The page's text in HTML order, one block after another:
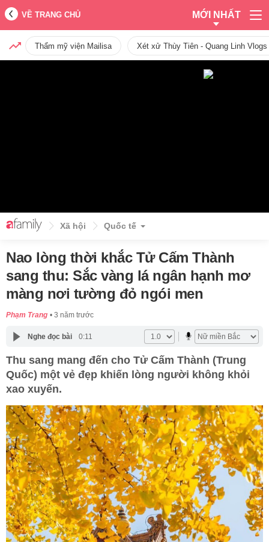
VỀ TRANG CHỦ MỚI NHẤT
Thẩm mỹ viện Mailisa Xét xử Thùy Tiên - Quang Linh
Xã hội Quốc tế
Nao lòng thời khắc Tử Cấm Thành
sang thu: Sắc vàng lá ngân hạnh mơ
màng nơi tường đỏ ngói men
Phạm Trang 3 năm trước
Nghe đọc bài 0:11
Thu sang mang đến cho Tử Cấm Thành (Trung
Quốc) một vẻ đẹp khiến lòng người không khỏi
xao xuyến.